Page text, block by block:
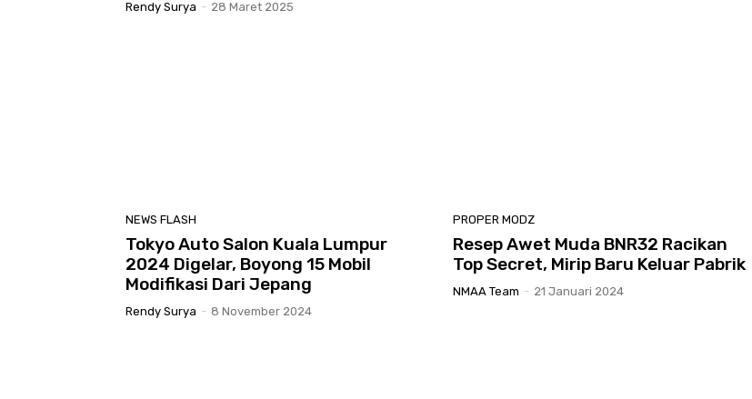
Rendy Surya - 28 Maret 2025
NEWS FLASH
Tokyo Auto Salon Kuala Lumpur
2024 Digelar, Boyong 15 Mobil
Modifikasi Dari Jepang
Rendy Surya - 8 November 2024
PROPER MODZ
Resep Awet Muda BNR32 Racikan
Top Secret, Mirip Baru Keluar Pabrik
NMAA Team - 21 Januari 2024